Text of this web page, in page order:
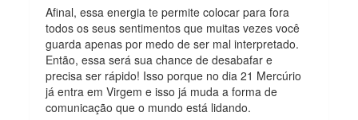
Afinal, essa energia te permite colocar para fora
todos os seus sentimentos que muitas vezes você
guarda apenas por medo de ser mal interpretado.
Então, essa será sua chance de desabafar e
precisa ser rápido! Isso porque no dia 21 Mercúrio
já entra em Virgem e isso já muda a forma de
comunicação que o mundo está lidando.